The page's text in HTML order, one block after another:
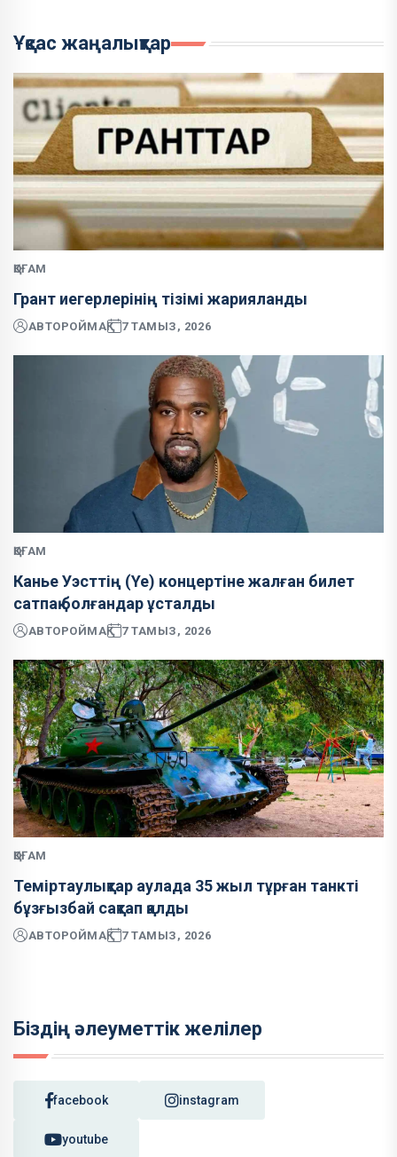
Ұқсас жаңалықтар
ҚОҒАМ
Грант иегерлерінің тізімі жарияланды
АВТОРОЙМАҚ 7 ТАМЫЗ, 2026
ҚОҒАМ
Канье Уэсттің (Ye) концертіне жалған билет
сатпақ болғандар ұсталды
АВТОРОЙМАҚ 7 ТАМЫЗ, 2026
ҚОҒАМ
Теміртаулықтар аулада 35 жыл тұрған танкті
бұзғызбай сақтап қалды
АВТОРОЙМАҚ 7 ТАМЫЗ, 2026
Біздің әлеуметтік желілер
facebook instagram
youtube